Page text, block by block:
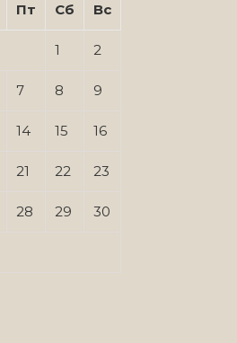
Пт Сб Вс
1 2
7 8 9
14 15 16
21 22 23
28 29 30